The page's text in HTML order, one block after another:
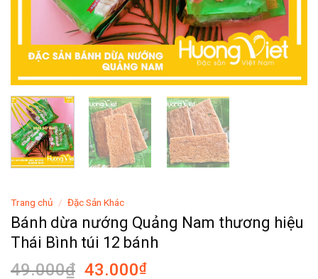
Trang chủ / Đặc Sản Khác
Bánh dừa nướng Quảng Nam thương hiệu
Thái Bình túi 12 bánh
49.000₫ Giá
43.000₫Giá